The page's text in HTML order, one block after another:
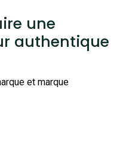
une
authentique
et marque